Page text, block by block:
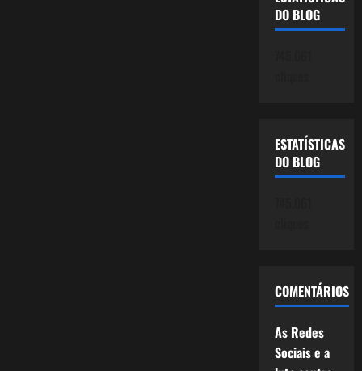
DO BLOG
ESTATÍSTICAS
DO BLOG
COMENTÁRIOS
As Redes
Sociais e a